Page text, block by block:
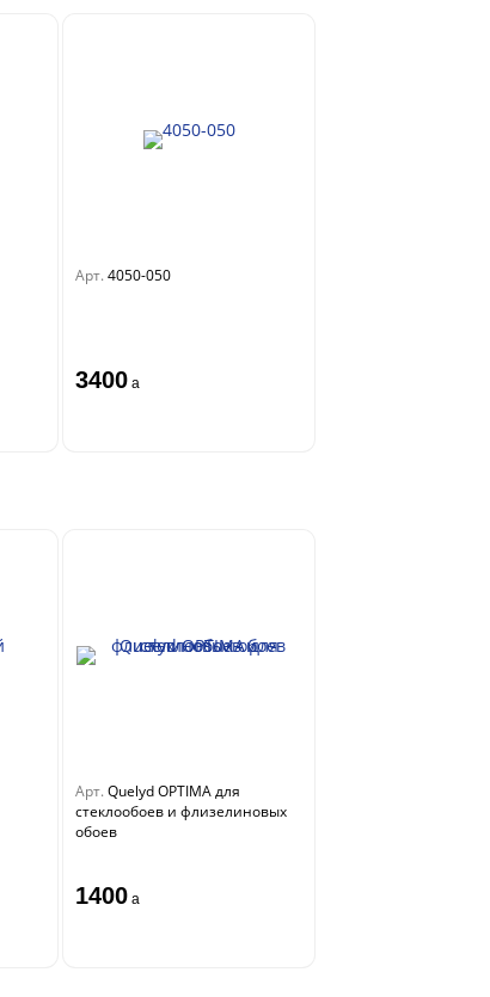
Арт. 4050-050
3400 a
Арт. Quelyd OPTIMA для
стеклообоев и флизелиновых
обоев
1400 a